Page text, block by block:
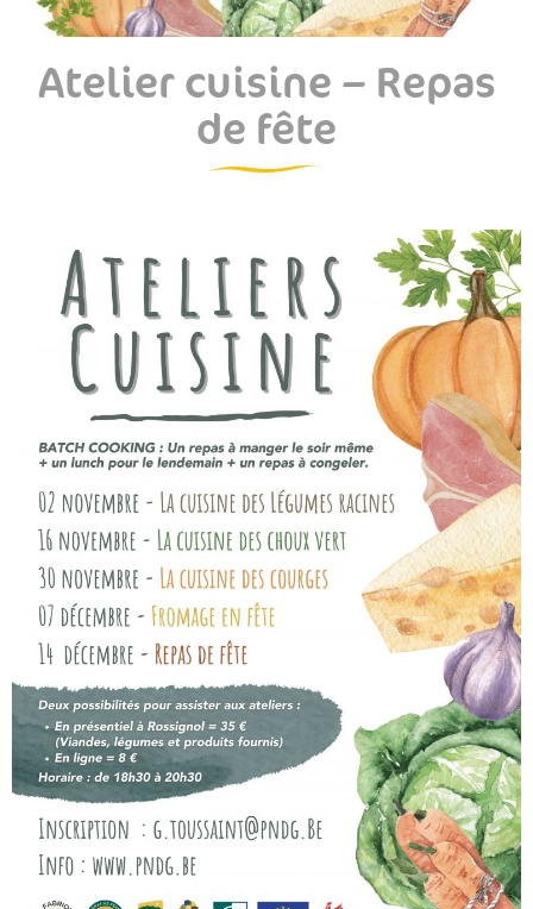
Atelier cuisine – Repas
de fête